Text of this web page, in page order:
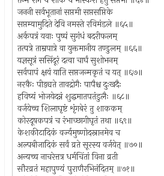
जननी सर्वभूतानां सप्तमी सप्तसप्तिके
सप्तम्यामुदिते देवि नमस्ते रविमंडले ॥६५॥
अर्कपत्रं यवाः पुष्पं सुगंधं बदरीफलम्
तत्पत्रे ताम्रपात्रे वा युक्तमानीय तण्डुलम् ॥६६॥
यज्ञसूत्रं ससिंदूरं दत्वा चार्घं सुशोभनम्
सर्वपापं क्षयं याति सप्तजन्मकृतं च यत् ॥६७॥
नरकैः पीड्यते तावद्रोगैः पापैश्च दुःखदैः
हविष्यं भोजयेदन्नं शुद्धमातपतंडुलैः ॥६८॥
वर्जयेच्च शिलाघृष्टं शृंगबेरं तु शाककम्
कोरदूषकपत्रं च रंभाच्छागीघृतं तथा ॥६९॥
केशकीटादिकं वर्ज्यमुष्णोदस्नानमेव च
अल्पबीजादिकं सर्वं व्रते सूरस्य वर्जयेत् ॥७०॥
अन्यच्च नाचरेत्तत्र धर्मचिंतां विना व्रती
सौरव्रतं महापुण्यं पुराणैरभिनंदितम् ॥७१॥